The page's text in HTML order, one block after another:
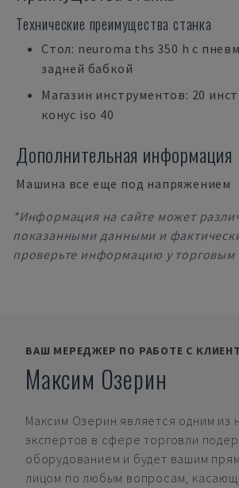
Технические преимущества станка
Стол: neuroma ths 350 h с
задней бабкой
Магазин инструментов: 20
конус iso 40
Дополнительная информация
Машина все еще под напряжением
*Информация на сайте может
показанными данными и
проверьте информацию у торговым
ВАШ МЕРЕДЖЕР ПО РАБОТЕ С
Максим Озерин
Максим Озерин является одним из
экспертов в сфере торговли
оборудованием и будет вашим
лицом по любым вопросам,